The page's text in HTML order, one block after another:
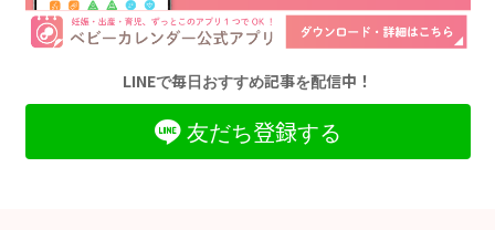
LINEで毎日おすすめ記事を配信中！
友だち登録する